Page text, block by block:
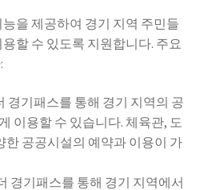
을 제공하여 경기 지역 주민들
할 수 있도록 지원합니다. 주요
경기패스를 통해 경기 지역의 공
이용할 수 있습니다. 체육관, 도
한 공공시설의 예약과 이용이 가
경기패스를 통해 경기 지역에서